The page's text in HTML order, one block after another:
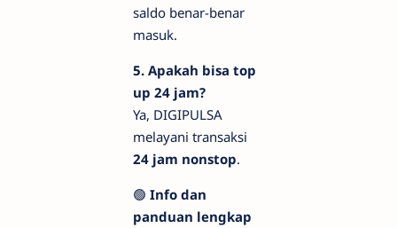
saldo benar-benar
masuk.
5. Apakah bisa top
up 24 jam?
Ya, DIGIPULSA
melayani transaksi
24 jam nonstop.
🟢 Info dan
panduan lengkap